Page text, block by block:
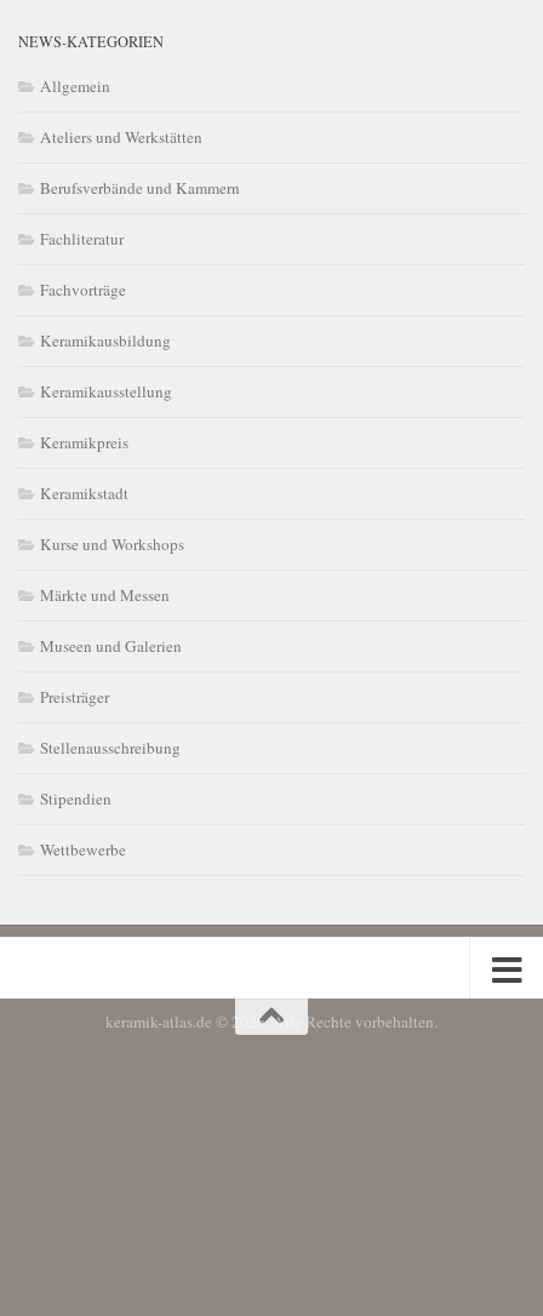
NEWS-KATEGORIEN
Allgemein
Ateliers und Werkstätten
Berufsverbände und Kammern
Fachliteratur
Fachvorträge
Keramikausbildung
Keramikausstellung
Keramikpreis
Keramikstadt
Kurse und Workshops
Märkte und Messen
Museen und Galerien
Preisträger
Stellenausschreibung
Stipendien
Wettbewerbe
keramik-atlas.de © 2026. Alle Rechte vorbehalten.